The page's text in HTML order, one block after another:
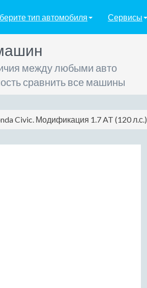
тип автомобиля Сервисы
между любыми авто
сравнить все машины
Civic. Модификация 1.7 AT (120 л.с.)